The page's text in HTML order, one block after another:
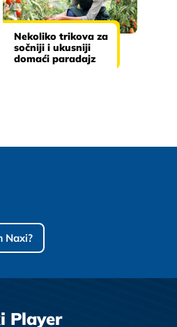
Nekoliko trikova za
sočniji i ukusniji
domaći paradajz
Naxi?
Player